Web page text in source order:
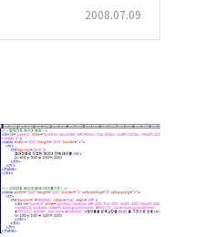
2008.07.09